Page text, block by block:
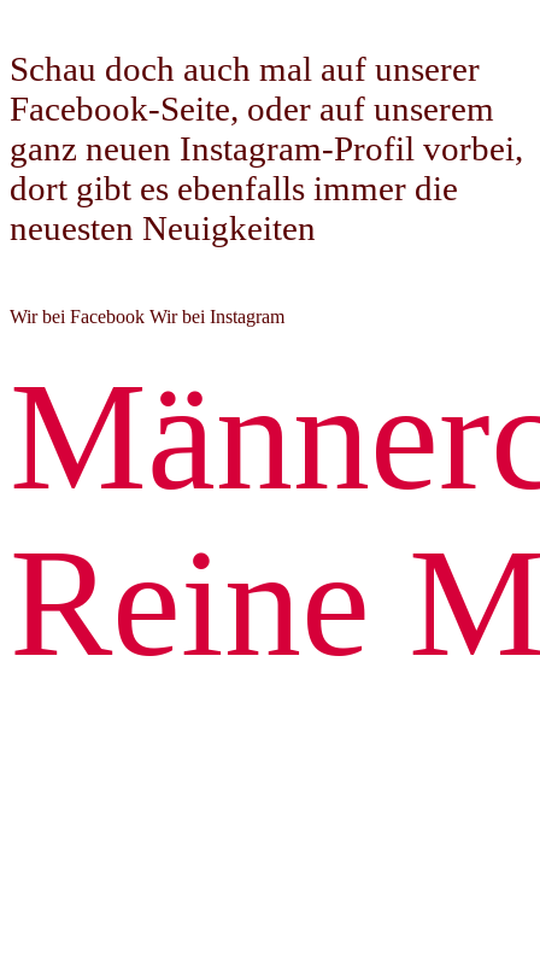
Schau doch auch mal auf unserer
Facebook-Seite, oder auf unserem
ganz neuen Instagram-Profil vorbei,
dort gibt es ebenfalls immer die
neuesten Neuigkeiten
Wir bei Facebook Wir bei Instagram
Reine